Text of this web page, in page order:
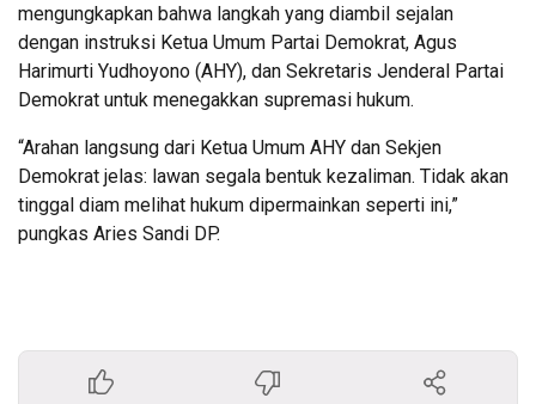
mengungkapkan bahwa langkah yang diambil sejalan
dengan instruksi Ketua Umum Partai Demokrat, Agus
Harimurti Yudhoyono (AHY), dan Sekretaris Jenderal Partai
Demokrat untuk menegakkan supremasi hukum.
“Arahan langsung dari Ketua Umum AHY dan Sekjen
Demokrat jelas: lawan segala bentuk kezaliman. Tidak akan
tinggal diam melihat hukum dipermainkan seperti ini,”
pungkas Aries Sandi DP.